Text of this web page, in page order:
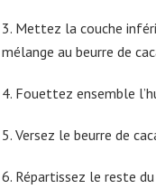
3. Mettez la couche
mélange au beurre de
4. Fouettez ensemble
5. Versez le beurre de
6. Répartissez le reste